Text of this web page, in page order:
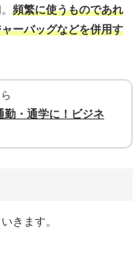
頻繁に使うものであれ
ーバッグなどを併用す
勤・通学に！ビジネ
きます。